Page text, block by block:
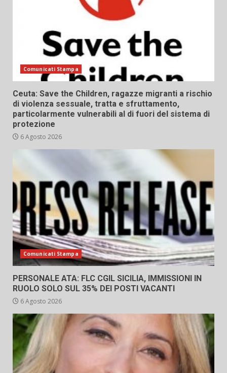
Comunicati Stampa
Ceuta: Save the Children, ragazze migranti a rischio
di violenza sessuale, tratta e sfruttamento,
particolarmente vulnerabili al di fuori del sistema di
protezione
6 Agosto 2026
Comunicati Stampa
PERSONALE ATA: FLC CGIL SICILIA, IMMISSIONI IN
RUOLO SOLO SUL 35% DEI POSTI VACANTI
6 Agosto 2026